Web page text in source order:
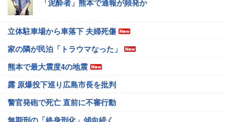
「泥酔者」熊本で通報が頻発か
立体駐車場から車落下 夫婦死傷
家の隣が民泊「トラウマなった」
熊本で最大震度4の地震
露 原爆投下巡り広島市長を批判
警官発砲で死亡 直前に不審行動